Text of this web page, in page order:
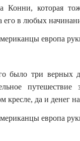
Конни, которая
его в любых
было три верных
кресле, да и денег